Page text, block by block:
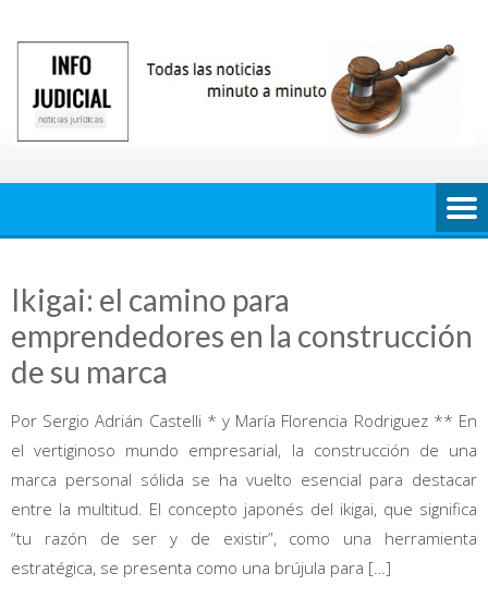
contenido
Ikigai: el camino para
emprendedores en la construcción
de su marca
Por Sergio Adrián Castelli * y María Florencia Rodriguez ** En
el vertiginoso mundo empresarial, la construcción de una
marca personal sólida se ha vuelto esencial para destacar
entre la multitud. El concepto japonés del ikigai, que significa
“tu razón de ser y de existir”, como una herramienta
estratégica, se presenta como una brújula para […]